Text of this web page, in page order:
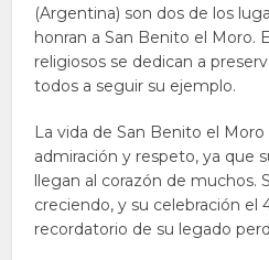
(Argentina) son dos de los
honran a San Benito el Moro.
religiosos se dedican a
todos a seguir su ejemplo.
La vida de San Benito el
admiración y respeto, ya que
llegan al corazón de muchos.
creciendo, y su celebración el
recordatorio de su legado